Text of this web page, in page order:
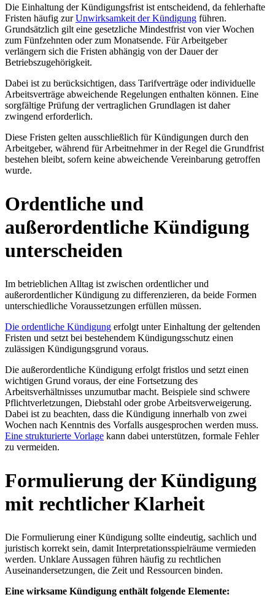
Die Einhaltung der Kündigungsfrist ist entscheidend, da fehlerhafte
Fristen häufig zurUnwirksamkeit der Kündigung führen.
Grundsätzlich gilt eine gesetzliche Mindestfrist von vier Wochen
zum Fünfzehnten oder zum Monatsende. Für Arbeitgeber
verlängern sich die Fristen abhängig von der Dauer der
Betriebszugehörigkeit.
Dabei ist zu berücksichtigen, dass Tarifverträge oder individuelle
Arbeitsverträge abweichende Regelungen enthalten können. Eine
sorgfältige Prüfung der vertraglichen Grundlagen ist daher
zwingend erforderlich.
Diese Fristen gelten ausschließlich für Kündigungen durch den
Arbeitgeber, während für Arbeitnehmer in der Regel die Grundfrist
bestehen bleibt, sofern keine abweichende Vereinbarung getroffen
wurde.
Ordentliche und
außerordentliche Kündigung
unterscheiden
Im betrieblichen Alltag ist zwischen ordentlicher und
außerordentlicher Kündigung zu differenzieren, da beide Formen
unterschiedliche Voraussetzungen erfüllen müssen.
Die ordentliche Kündigung erfolgt unter Einhaltung der geltenden
Fristen und setzt bei bestehendem Kündigungsschutz einen
zulässigen Kündigungsgrund voraus.
Die außerordentliche Kündigung erfolgt fristlos und setzt einen
wichtigen Grund voraus, der eine Fortsetzung des
Arbeitsverhältnisses unzumutbar macht. Beispiele sind schwere
Pflichtverletzungen, Diebstahl oder grobe Arbeitsverweigerung.
Dabei ist zu beachten, dass die Kündigung innerhalb von zwei
Wochen nach Kenntnis des Vorfalls ausgesprochen werden muss.
Eine strukturierte Vorlage kann dabei unterstützen, formale Fehler
zu vermeiden.
Formulierung der Kündigung
mit rechtlicher Klarheit
Die Formulierung einer Kündigung sollte eindeutig, sachlich und
juristisch korrekt sein, damit Interpretationsspielräume vermieden
werden. Unklare Aussagen führen häufig zu rechtlichen
Auseinandersetzungen, die Zeit und Ressourcen binden.
Eine wirksame Kündigung enthält folgende Elemente: